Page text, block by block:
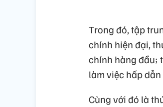
Trong đó, tập
chính hiện đại,
chính hàng đầu;
làm việc hấp
Cùng với đó là